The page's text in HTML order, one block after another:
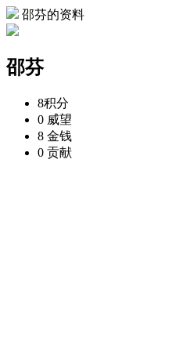
邵芬的资料
邵芬
8积分
0 威望
8 金钱
0 贡献